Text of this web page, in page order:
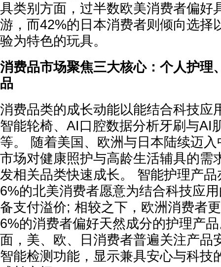
具类别方面，过半数欧美消费者偏好
游，而42%的日本消费者则倾向选择
验为特色的玩具。
消费品市场聚焦三大核心：个人护理
品
消费品类的成长动能以能结合科技应
智能轮椅、AI口腔数据分析牙刷与AI
等。 随着美国、欧洲与日本陆续迈
市场对健康照护与高龄生活辅具的需
发相关品类快速成长。 智能护理产
6%的北美消费者愿意为结合科技应
备支付溢价; 相较之下，欧洲消费者
6%的消费者偏好天然成分的护理产
面，美、欧、日消费者普遍关注产品
智能检测功能，显示兼具安心与科技